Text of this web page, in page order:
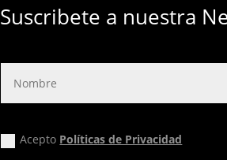
Suscribete a nuestra
Acepto Políticas de Privacidad